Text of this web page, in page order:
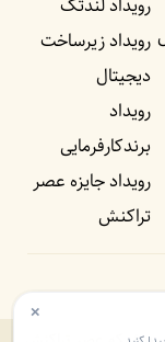
رویداد لندتک
رویداد زیرساخت
دیجیتال
رویداد
برندکارفرمایی
رویداد جایزه عصر
تراکنش
×